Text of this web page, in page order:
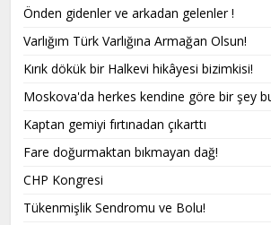
Önden gidenler ve arkadan gelenler !
Varlığım Türk Varlığına Armağan Olsun!
Kırık dökük bir Halkevi hikâyesi bizimkisi!
Moskova'da herkes kendine göre bir şey
Kaptan gemiyi fırtınadan çıkarttı
Fare doğurmaktan bıkmayan dağ!
CHP Kongresi
Tükenmişlik Sendromu ve Bolu!